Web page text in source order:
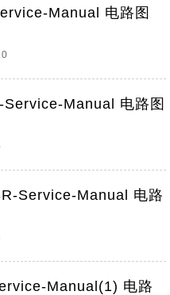
Manual 电路图
Manual 电路图
Service-Manual 电路
Manual(1) 电路